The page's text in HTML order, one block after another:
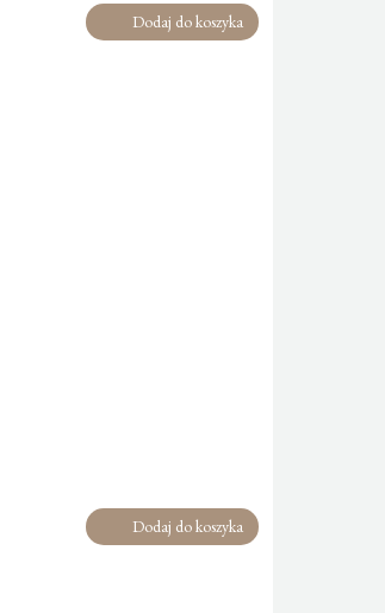
Dodaj do koszyka
Dodaj do koszyka